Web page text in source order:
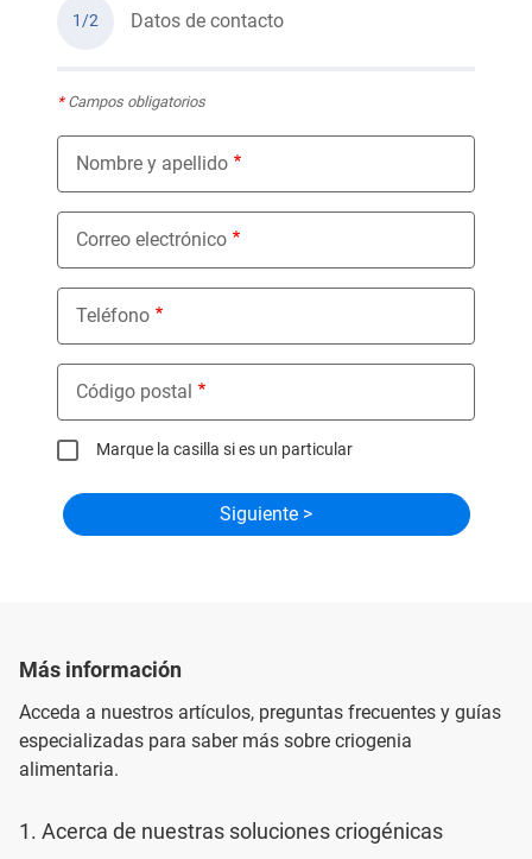
1/2 Datos de contacto
*Campos obligatorios
Nombre y apellido
Correo electrónico
Teléfono
Código postal
Marque la casilla si es un particular
Más información
Acceda a nuestros artículos, preguntas frecuentes y guías
especializadas para saber más sobre criogenia
alimentaria.
1. Acerca de nuestras soluciones criogénicas